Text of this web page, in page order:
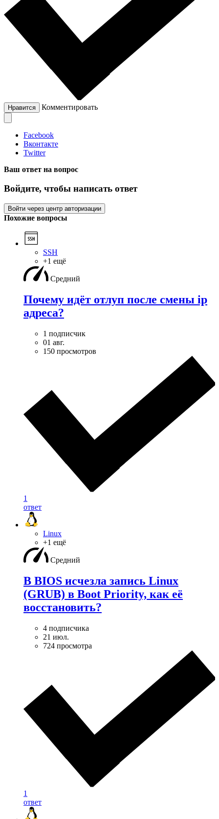
Нравится Комментировать
Facebook
Вконтакте
Twitter
Ваш ответ на вопрос
Войдите, чтобы написать ответ
Войти через центр авторизации
Похожие вопросы
SSH
+1 ещё
Средний
Почему идёт отлуп после смены ip
адреса?
1 подписчик
01 авг.
150 просмотров
1
ответ
Linux
+1 ещё
Средний
В BIOS исчезла запись Linux
(GRUB) в Boot Priority, как её
восстановить?
4 подписчика
21 июл.
724 просмотра
1
ответ